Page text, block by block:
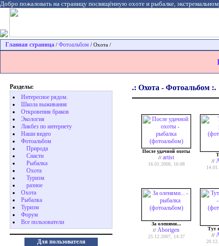
Добро пожаловать на страницу посвящённую охоте и рыбалке,
Главная страница / Фотоальбом / Охота /
Разделы:
Интересное рядом.
Школа выживания
Откровения браков
Экология
Ликбез по интернету
Наши видео
Фотоальбом
Природа
Cнасти
Рыбалка
Охота
Туризм
разное
Охота
Pыбалка
Туризм
Форум
Все пользователи
Для пользователя
.: Охота - Фотоальбом :.
После удачной охоты
// artist
16.01.2008, 16:08
//
За оленями...
// Aborigen
25.12.2007, 14:37
Тут
//